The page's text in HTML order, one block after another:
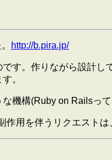
http://b.pira.jp/
す。作りながら設計
。
機構(Ruby on Railsっ
作用を伴うリクエスト